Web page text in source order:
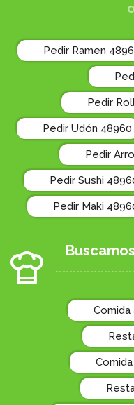
Pedir Ramen
Pedir
Pedir Udón 48960
Pedir
Pedir Sushi
Pedir Maki